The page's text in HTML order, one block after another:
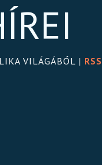
VILÁGÁBÓL | RSS